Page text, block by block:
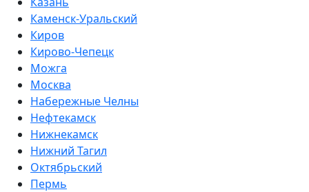
Каменск-Уральский
Киров
Кирово-Чепецк
Можга
Москва
Набережные Челны
Нефтекамск
Нижнекамск
Нижний Тагил
Октябрьский
Пермь